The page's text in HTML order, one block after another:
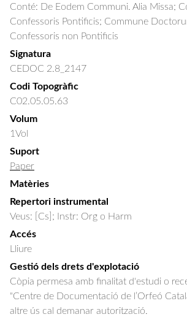
Conté: De Eodem Communi. Alia Missa;
Confessoris Pontificis; Commune
Confessoris non Pontificis
Signatura
CEDOC 2.8_2147
Codi Topogràfic
C02.05.05.63
Volum
1Vol
Suport
Paper
Matèries
Repertori instrumental
Veus: [Cs]; Instr: Org o Harm
Accés
Lliure
Gestió dels drets d'explotació
Còpia permesa amb finalitat d'estudi o
"Centre de Documentació de l’Orfeó
altre ús cal demanar autorització.